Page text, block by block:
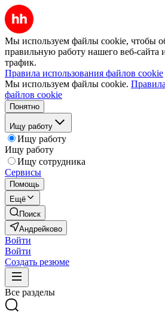
Мы используем файлы cookie, чтобы
правильную работу нашего веб-сайта
трафик.
Правила использования файлов cookie
Мы используем файлы cookie.
файлов cookie
Понятно
Ищу работу
Ищу работу
Ищу работу
Ищу сотрудника
Сервисы
Помощь
Ещё
Поиск
Андрейково
Войти
Войти
Создать резюме
Все разделы